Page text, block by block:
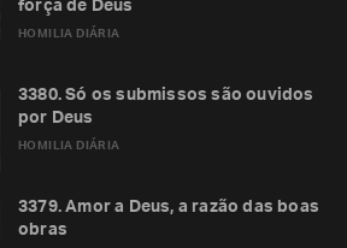
HOMILIA DIÁRIA
força de Deus
HOMILIA DIÁRIA
3380. Só os submissos são ouvidos
por Deus
3379. Amor a Deus, a razão das boas
obras